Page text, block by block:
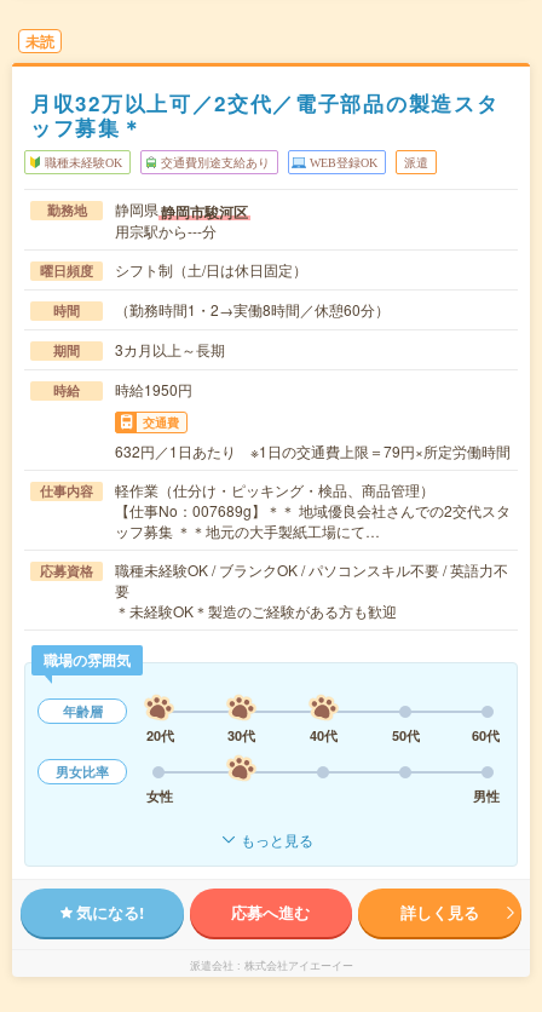
未読
月収32万以上可／2交代／電子部品の製造スタ
ッフ募集＊
職種未経験OK 交通費別途支給あり WEB登録OK 派遣
勤務地 静岡県静岡市駿河区
用宗駅から---分
曜日頻度 シフト制（土/日は休日固定）
時間 （勤務時間1・2→実働8時間／休憩60分）
期間 3カ月以上～長期
時給 時給1950円
交通費
632円／1日あたり ※1日の交通費上限＝79円×所定労働時間
仕事内容
軽作業（仕分け・ピッキング・検品、商品管理）
【仕事No：007689g】＊＊ 地域優良会社さんでの2交代スタ
ッフ募集 ＊＊地元の大手製紙工場にて…
応募資格
職種未経験OK / ブランクOK / パソコンスキル不要 / 英語力不
要
＊未経験OK＊製造のご経験がある方も歓迎
職場の雰囲気
年齢層
20代
30代 40代 50代
60代
男女比率
女性
男性
もっと見る
気になる! 応募へ進む 詳しく見る
派遣会社 株式会社アイエーイー